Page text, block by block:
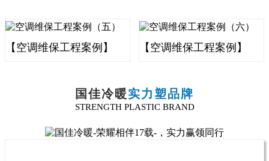
【空调维保工程案例】 【空调维保工程案例】
国佳冷暖实力塑品牌
STRENGTH PLASTIC BRAND